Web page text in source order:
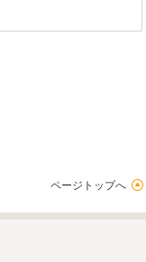
ページトップへ